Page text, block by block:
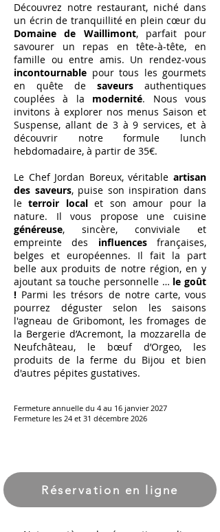
Découvrez notre restaurant, niché dans
un écrin de tranquillité en plein cœur du
Domaine de Waillimont, parfait pour
savourer un repas en tête-à-tête, en
famille ou entre amis. Un rendez-vous
incontournable pour tous les gourmets
en quête de saveurs authentiques
couplées à la modernité. Nous vous
invitons à explorer nos menus Saison et
Suspense, allant de 3 à 9 services, et à
découvrir notre formule lunch
hebdomadaire, à partir de 35€.
Le Chef Jordan Boreux, véritable artisan
des saveurs, puise son inspiration dans
leterroir localet son amour pour la
nature. Il vous propose une cuisine
généreuse, sincère, conviviale et
empreinte des influencesfrançaises,
belges et européennes. Il fait la part
belle aux produits de notre région, en y
ajoutant sa touche personnelle … le goût
! Parmi les trésors de notre carte, vous
pourrez déguster selon les saisons
l'agneau de Gribomont, les fromages de
la Bergerie d’Acremont, la mozzarella de
Neufchâteau, le bœuf d’Orgeo, les
produits de la ferme du Bijou et bien
d'autres pépites gustatives.
Fermeture annuelle du 4 au 16 janvier 2027
Fermeture les 24 et 31 décembre 2026
Réservation en ligne